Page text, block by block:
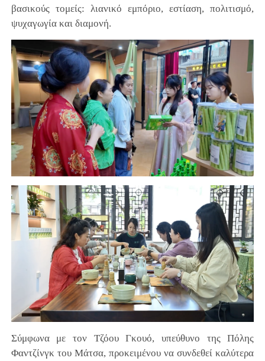
βασικούς τομείς: λιανικό εμπόριο, εστίαση, πολιτισμό,
ψυχαγωγία και διαμονή.
Σύμφωνα με τον Τζόου Γκουό, υπεύθυνο της Πόλης
Φαντζίνγκ του Μάτσα, προκειμένου να συνδεθεί καλύτερα